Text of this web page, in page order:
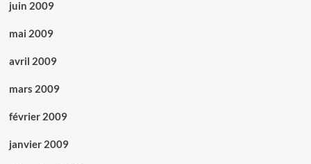
juin 2009
mai 2009
avril 2009
mars 2009
février 2009
janvier 2009